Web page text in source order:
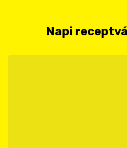
Napi